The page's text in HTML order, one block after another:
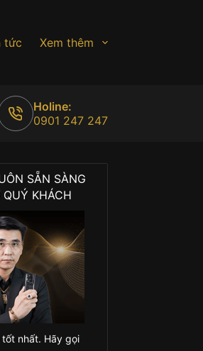
tức Xem thêm
Holine:
0901 247 247
SẴN SÀNG
KHÁCH
nhất. Hãy gọi